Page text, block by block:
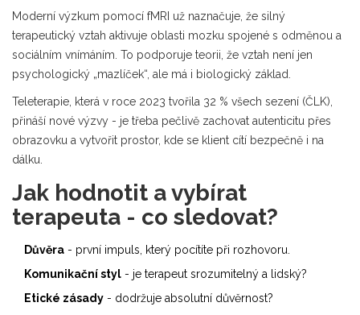
Moderní výzkum pomocí fMRI už naznačuje, že silný
terapeutický vztah aktivuje oblasti mozku spojené s odměnou a
sociálním vnímáním. To podporuje teorii, že vztah není jen
psychologický „mazlíček“, ale má i biologický základ.
Teleterapie, která v roce 2023 tvořila 32 % všech sezení (ČLK),
přináší nové výzvy - je třeba pečlivě zachovat autenticitu přes
obrazovku a vytvořit prostor, kde se klient cítí bezpečně i na
dálku.
Jak hodnotit a vybírat
terapeuta - co sledovat?
Důvěra - první impuls, který pocítíte při rozhovoru.
Komunikační styl - je terapeut srozumitelný a lidský?
Etické zásady - dodržuje absolutní důvěrnost?